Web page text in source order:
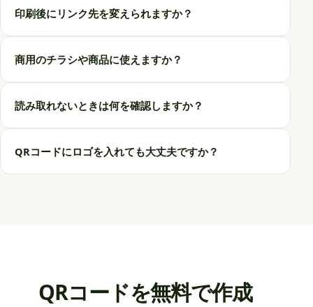
印刷後にリンク先を変えられますか？
商用のチラシや商品に使えますか？
読み取れないときは何を確認しますか？
QRコードにロゴを入れても大丈夫ですか？
QRコードを無料で作成